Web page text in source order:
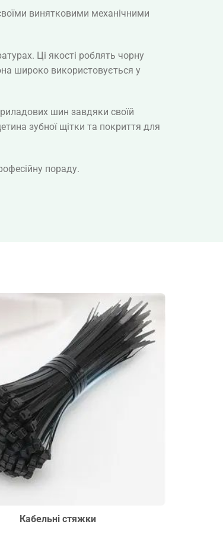
винятковими механічними
Ці якості роблять чорну
широко використовується у
шин завдяки своїй
зубної щітки та покриття для
пораду.
Кабельні стяжки